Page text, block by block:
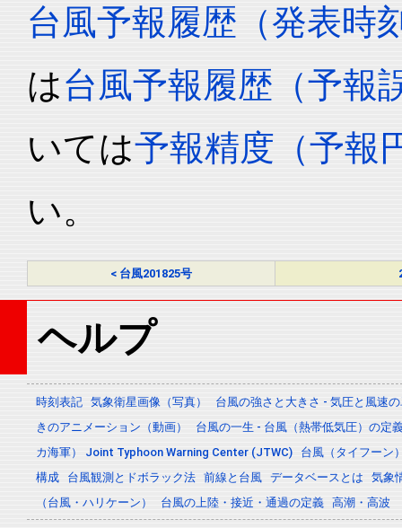
台風予報履歴（発表時
は台風予報履歴（予報
いては予報精度（予報
い。
< 台風201825号
ヘルプ
時刻表記 気象衛星画像（写真）
台風の強さと大きさ - 気圧と風速
きのアニメーション（動画）
台風の一生 - 台風（熱帯低気圧）の定
カ海軍） Joint Typhoon Warning Center (JTWC)
台風（タイフーン
構成
台風観測とドボラック法 前線と台風 データベースとは
気象
（台風・ハリケーン）
台風の上陸・接近・通過の定義 高潮・高波